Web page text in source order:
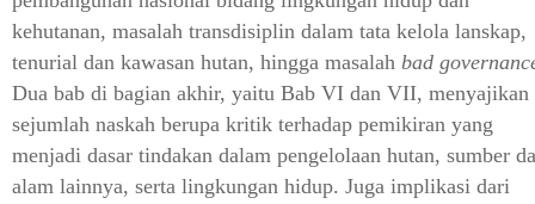
kehutanan, masalah transdisiplin dalam tata kelola lanskap,
tenurial dan kawasan hutan, hingga masalah bad
Dua bab di bagian akhir, yaitu Bab VI dan VII, menyajikan
sejumlah naskah berupa kritik terhadap pemikiran yang
menjadi dasar tindakan dalam pengelolaan hutan, sumber
alam lainnya, serta lingkungan hidup. Juga implikasi dari